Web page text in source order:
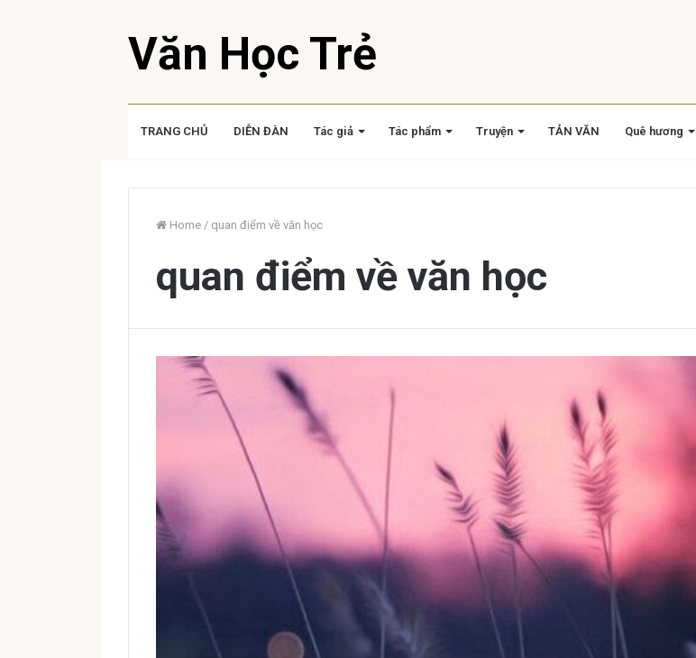
Văn Học Trẻ
TRANG CHỦ DIỄN ĐÀN Tác giả Tác phẩm Truyện TẢN VĂN Quê hương
Home / quan điểm về văn học
quan điểm về văn học